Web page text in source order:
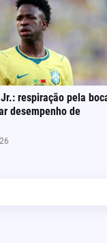
respiração pela
desempenho de